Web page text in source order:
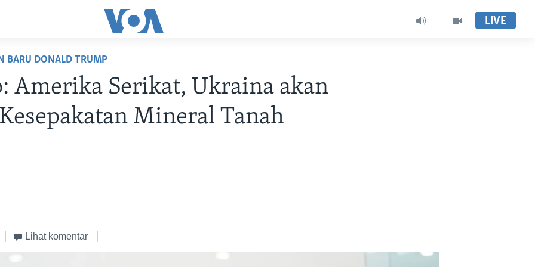
LIVE
BARU DONALD TRUMP
Amerika Serikat, Ukraina akan
Mineral Tanah
Lihat komentar